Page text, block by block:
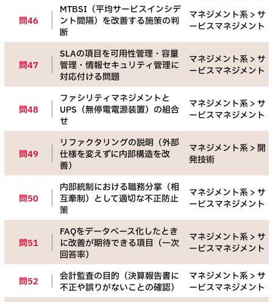
問46
MTBSI（平均サービスインシデ
ント間隔）を改善する施策の判
断
マネジメント系 > サ
ービスマネジメント
問47
SLAの項目を可用性管理・容量
管理・情報セキュリティ管理に
対応付ける問題
マネジメント系 > サ
ービスマネジメント
問48
ファシリティマネジメントと
UPS（無停電電源装置）の組合
せ
マネジメント系 > サ
ービスマネジメント
問49
リファクタリングの説明（外部
仕様を変えずに内部構造を改
善）
マネジメント系 > 開
発技術
問50
内部統制における職務分掌（相
互牽制）として適切な不正防止
策
マネジメント系 > サ
ービスマネジメント
問51
FAQをデータベース化したとき
に改善が期待できる項目（一次
回答率）
マネジメント系 > サ
ービスマネジメント
問52
会計監査の目的（決算報告書に
不正や誤りがないことの確認）
マネジメント系 > サ
ービスマネジメント